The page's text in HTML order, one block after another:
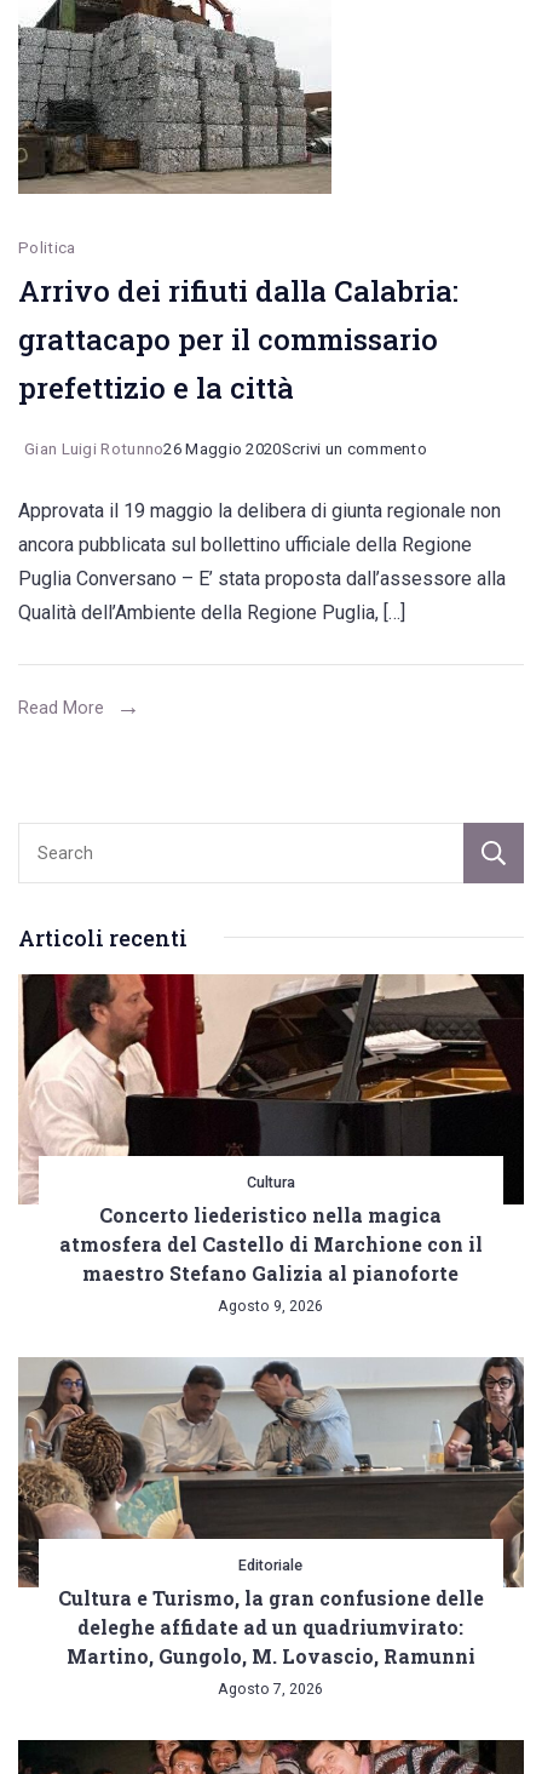
Bray
Politica
Arrivo dei rifiuti dalla Calabria:
grattacapo per il commissario
prefettizio e la città
Gian Luigi Rotunno26 Maggio 2020Scrivi un commento
dei
rifiuti
grattacapo
la
Approvata il 19 maggio la delibera di giunta regionale non
ancora pubblicata sul bollettino ufficiale della Regione
Puglia Conversano – E’ stata proposta dall’assessore alla
Qualità dell’Ambiente della Regione Puglia, […]
Read More
Articoli recenti
Cultura
Concerto liederistico nella magica
atmosfera del Castello di Marchione con il
maestro Stefano Galizia al pianoforte
Agosto 9, 2026
Editoriale
Cultura e Turismo, la gran confusione delle
deleghe affidate ad un quadriumvirato:
Martino, Gungolo, M. Lovascio, Ramunni
Agosto 7, 2026